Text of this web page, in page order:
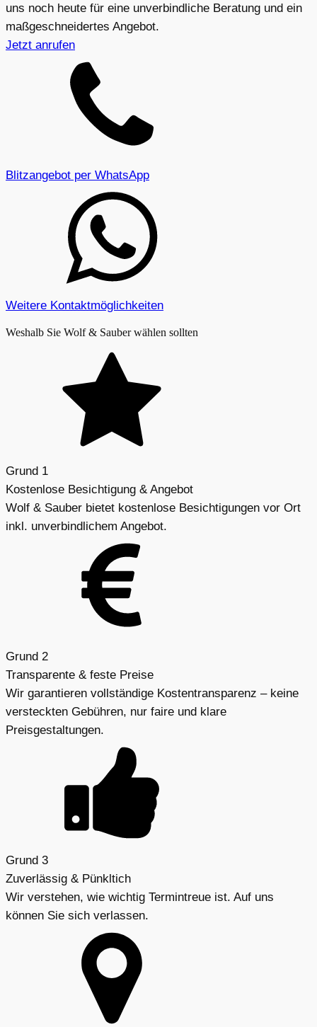
uns noch heute für eine unverbindliche Beratung und ein
maßgeschneidertes Angebot.
Jetzt anrufen
Blitzangebot per WhatsApp
Weitere Kontaktmöglichkeiten
Weshalb Sie Wolf & Sauber wählen sollten
Grund 1
Kostenlose Besichtigung & Angebot
Wolf & Sauber bietet kostenlose Besichtigungen vor Ort
inkl. unverbindlichem Angebot.
Grund 2
Transparente & feste Preise
Wir garantieren vollständige Kostentransparenz – keine
versteckten Gebühren, nur faire und klare
Preisgestaltungen.
Grund 3
Zuverlässig & Pünkltich
Wir verstehen, wie wichtig Termintreue ist. Auf uns
können Sie sich verlassen.